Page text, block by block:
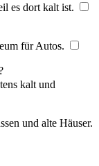
es dort kalt ist.
für Autos.
kalt und
und alte Häuser.